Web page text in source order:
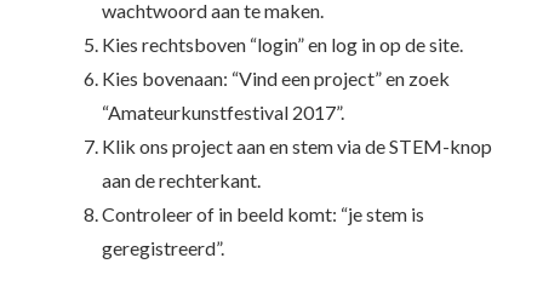
wachtwoord aan te maken.
Kies rechtsboven “login” en log in op de site.
Kies bovenaan: “Vind een project” en zoek
“Amateurkunstfestival 2017”.
Klik ons project aan en stem via de STEM-knop
aan de rechterkant.
Controleer of in beeld komt: “je stem is
geregistreerd”.